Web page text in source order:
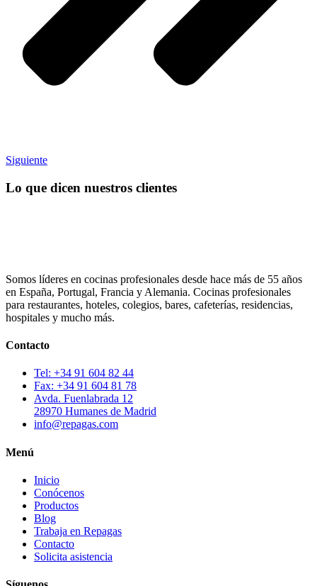
Siguiente
Lo que dicen nuestros clientes
Somos líderes en cocinas profesionales desde hace más de 55 años
en España, Portugal, Francia y Alemania. Cocinas profesionales
para restaurantes, hoteles, colegios, bares, cafeterías, residencias,
hospitales y mucho más.
Contacto
Tel: +34 91 604 82 44
Fax: +34 91 604 81 78
Avda. Fuenlabrada 12
28970 Humanes de Madrid
info@repagas.com
Menú
Inicio
Conócenos
Productos
Blog
Trabaja en Repagas
Contacto
Solicita asistencia